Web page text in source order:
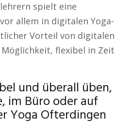
spielt eine
allem in digitalen Yoga-
Vorteil von digitalen
flexibel in Zeit
und überall üben,
im Büro oder auf
Yoga Ofterdingen